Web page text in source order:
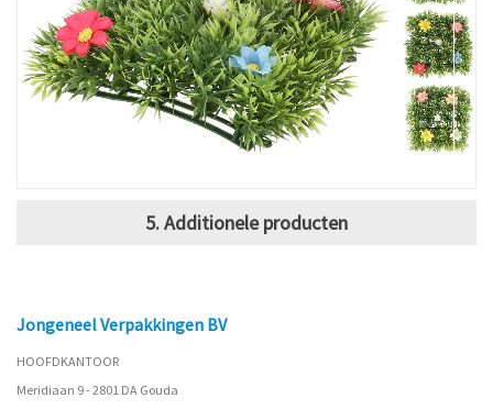
5. Additionele producten
Jongeneel Verpakkingen BV
HOOFDKANTOOR
Meridiaan 9 - 2801 DA Gouda